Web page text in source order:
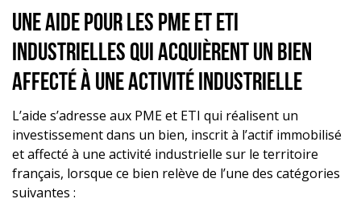
Une aide pour les pme et eti
industrielles qui acquièrent un bien
affecté à une activité industrielle
L’aide s’adresse aux PME et ETI qui réalisent un
investissement dans un bien, inscrit à l’actif immobilisé
et affecté à une activité industrielle sur le territoire
français, lorsque ce bien relève de l’une des catégories
suivantes :